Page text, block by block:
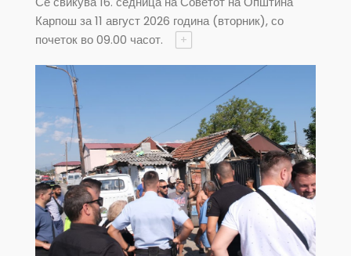
Карпош за 11 август 2026 година (вторник), со
почеток во 09.00 часот.
+